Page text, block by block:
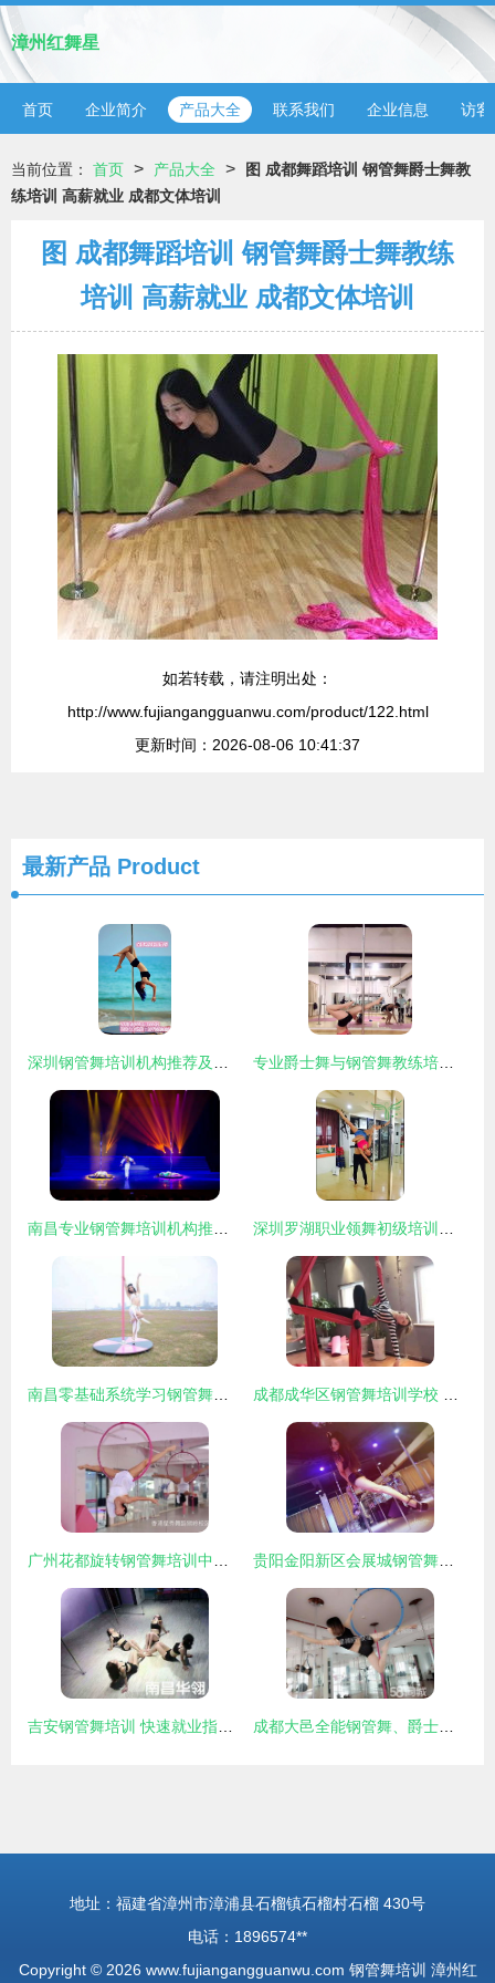
漳州红舞星
首页 企业简介 产品大全 联系我们 企业信息 访客
当前位置： 首页 > 产品大全 >
图 成都舞蹈培训 钢管舞爵士舞教
练培训 高薪就业 成都文体培训
图 成都舞蹈培训 钢管舞爵士舞教练
培训 高薪就业 成都文体培训
如若转载，请注明出处：
http://www.fujiangangguanwu.com/product/122.html
更新时间：2026-08-06 10:41:37
最新产品 Product
地址：福建省漳州市漳浦县石榴镇石榴村石榴 430号
电话：1896574**
Copyright © 2026 www.fujiangangguanwu.com 钢管舞培训 漳州红